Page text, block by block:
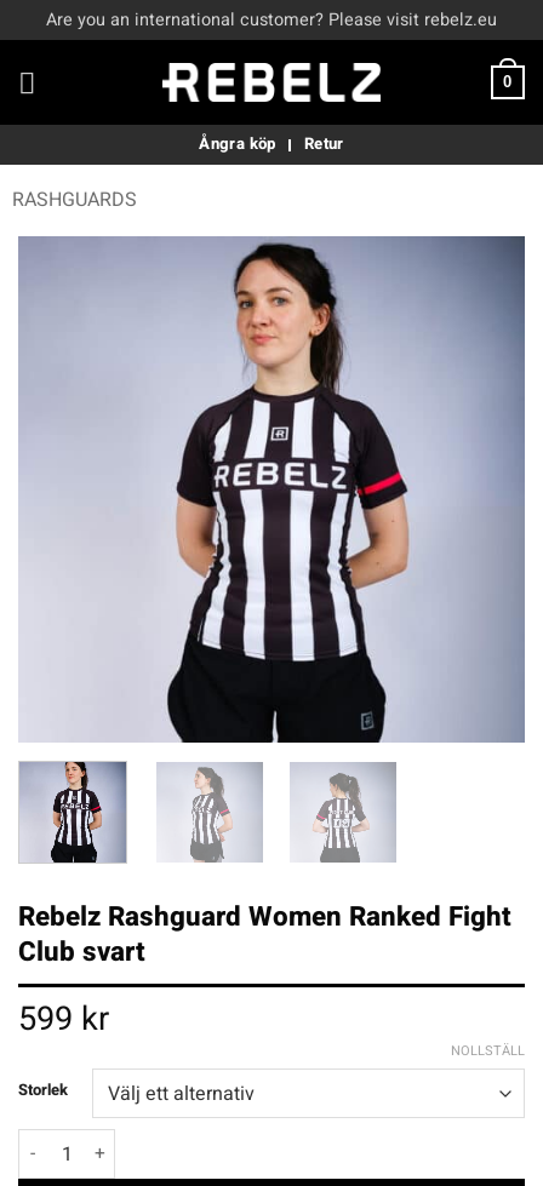
to
content
Are you an international customer? Please visit rebelz.eu
0
Ångra köp Retur
RASHGUARDS
Rebelz Rashguard Women Ranked Fight
Club svart
599 kr
Storlek
NOLLSTÄLL
Rebelz Rashguard Women Ranked Fight Club svart mängd